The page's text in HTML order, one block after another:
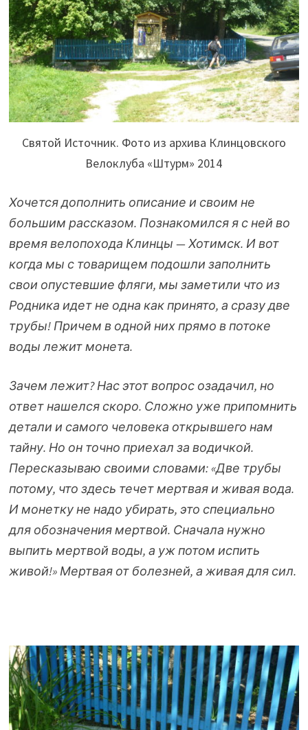
Святой Источник. Фото из архива Клинцовского
Велоклуба «Штурм» 2014
Хочется дополнить описание и своим не
большим рассказом. Познакомился я с ней во
времявелопохода Клинцы —Хотимск. И вот
когда мы с товарищем подошли заполнить
свои опустевшие фляги, мы заметили что из
Родника идет не одна как принято, а сразу две
трубы! Причем в одной них прямо в потоке
воды лежит монета.
Зачем лежит? Нас этот вопрос озадачил, но
ответ нашелся скоро. Сложно уже припомнить
детали и самого человека открывшего нам
тайну. Но он точно приехал за водичкой.
Пересказываю своими словами: «Две трубы
потому, что здесь течет мертвая и живая вода.
И монетку не надо убирать, это специально
для обозначения мертвой. Сначала нужно
выпить мертвой воды, а уж потом испить
живой!» Мертвая от болезней, а живая для сил.